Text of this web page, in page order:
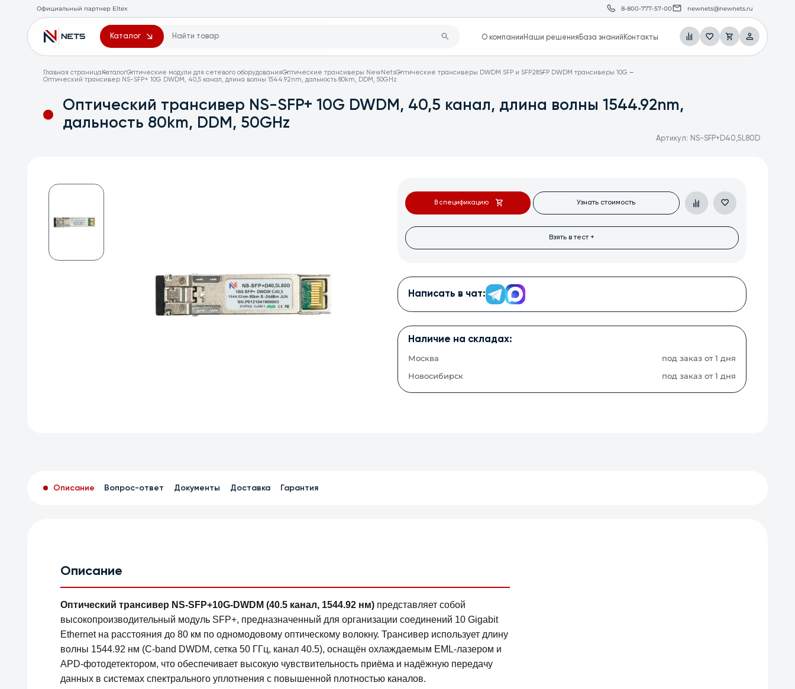
Официальный партнер Eltex 8-800-777-57-00 newnets@newnets.ru
Каталог О компании Наши решения База знаний Контакты
Главная страницаКаталогОптические модули для сетевого оборудованияОптические трансиверы NewNetsОптические трансиверы DWDM SFP и SFP28SFP DWDM трансиверы 10G
Оптический трансивер NS-SFP+ 10G DWDM, 40,5 канал, длина волны 1544.92nm, дальность 80km, DDM, 50GHz
Оптический трансивер NS-SFP+ 10G DWDM, 40,5 канал, длина волны 1544.92nm,
дальность 80km, DDM, 50GHz
Артикул: NS-SFP+D40,5L80D
В спецификацию Узнать стоимость
Взять в тест +
Написать в чат:
Наличие на складах:
Москва
под заказ от 1 дня
Новосибирск
под заказ от 1 дня
Описание Вопрос-ответ Документы Доставка Гарантия
Описание
Оптический трансивер NS-SFP+10G-DWDM (40.5 канал, 1544.92 нм) представляет собой
высокопроизводительный модуль SFP+, предназначенный для организации соединений 10 Gigabit
Ethernet на расстояния до 80 км по одномодовому оптическому волокну. Трансивер использует длину
волны 1544.92 нм (C-band DWDM, сетка 50 ГГц, канал 40.5), оснащён охлаждаемым EML-лазером и
APD-фотодетектором, что обеспечивает высокую чувствительность приёма и надёжную передачу
данных в системах спектрального уплотнения с повышенной плотностью каналов.